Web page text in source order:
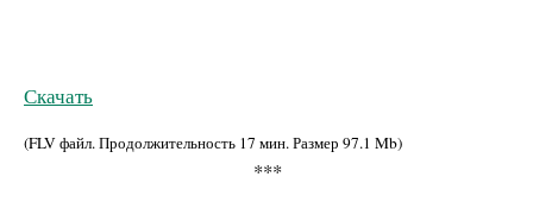
Скачать
(FLV файл. Продолжительность 17 мин. Размер 97.1 Mb)
***